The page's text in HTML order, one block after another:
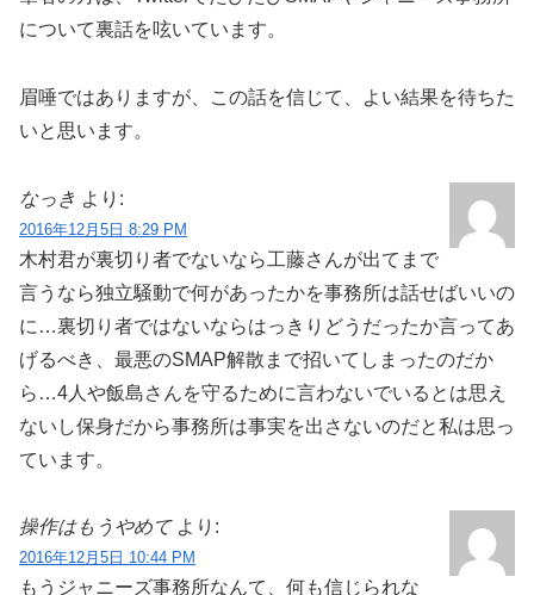
について裏話を呟いています。
眉唾ではありますが、この話を信じて、よい結果を待ちた
いと思います。
なっき より:
2016年12月5日 8:29 PM
木村君が裏切り者でないなら工藤さんが出てまで
言うなら独立騒動で何があったかを事務所は話せばいいの
に…裏切り者ではないならはっきりどうだったか言ってあ
げるべき、最悪のSMAP解散まで招いてしまったのだか
ら…4人や飯島さんを守るために言わないでいるとは思え
ないし保身だから事務所は事実を出さないのだと私は思っ
ています。
操作はもうやめて より:
2016年12月5日 10:44 PM
もうジャニーズ事務所なんて、何も信じられな